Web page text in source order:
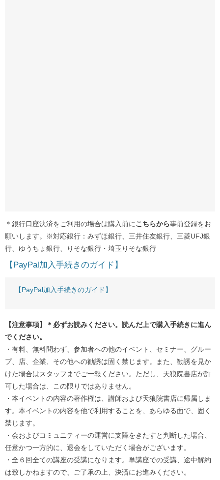
＊銀行口座決済をご利用の場合は購入前にこちらから事前登録をお
願いします。※対応銀行：みずほ銀行、三井住友銀行、三菱UFJ銀
行、ゆうちょ銀行、りそな銀行・埼玉りそな銀行
【PayPal加入手続きのガイド】
【PayPal加入手続きのガイド】
【注意事項】＊必ずお読みください。読んだ上で購入手続きに進ん
でください。
・有料、無料問わず、参加者への他のイベント、セミナー、グルー
プ、店、企業、その他への勧誘は固く禁じます。また、勧誘を見か
けた場合はスタッフまでご一報ください。ただし、天狼院書店が許
可した場合は、この限りではありません。
・本イベントの内容の著作権は、講師および天狼院書店に帰属しま
す。本イベントの内容を他で利用することを、あらゆる面で、固く
禁じます。
・会およびコミュニティーの運営に支障をきたすと判断した場合、
任意かつ一方的に、退会をしていただく場合がございます。
・全６回全ての講座の受講になります。単講座での受講、途中解約
は致しかねますので、ご了承の上、決済にお進みください。